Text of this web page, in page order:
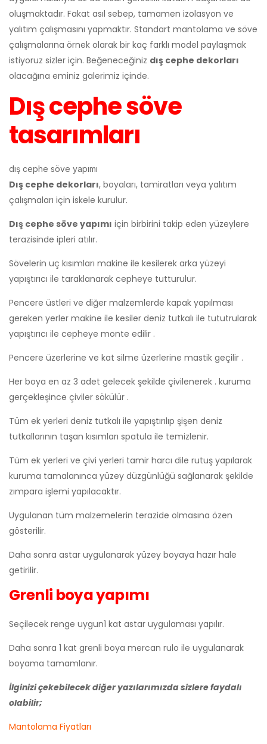
oluşmaktadır. Fakat asıl sebep, tamamen izolasyon ve
yalıtım çalışmasını yapmaktır. Standart mantolama ve söve
çalışmalarına örnek olarak bir kaç farklı model paylaşmak
istiyoruz sizler için. Beğeneceğiniz dış cephe dekorları
olacağına eminiz galerimiz içinde.
Dış cephe söve
tasarımları
dış cephe söve yapımı
Dış cephe dekorları, boyaları, tamiratları veya yalıtım
çalışmaları için iskele kurulur.
Dış cephe söve yapımı için birbirini takip eden yüzeylere
terazisinde ipleri atılır.
Sövelerin uç kısımları makine ile kesilerek arka yüzeyi
yapıştırıcı ile taraklanarak cepheye tutturulur.
Pencere üstleri ve diğer malzemlerde kapak yapılması
gereken yerler makine ile kesiler deniz tutkalı ile tututrularak
yapıştırıcı ile cepheye monte edilir .
Pencere üzerlerine ve kat silme üzerlerine mastik geçilir .
Her boya en az 3 adet gelecek şekilde çivilenerek . kuruma
gerçekleşince çiviler sökülür .
Tüm ek yerleri deniz tutkalı ile yapıştırılıp şişen deniz
tutkallarının taşan kısımları spatula ile temizlenir.
Tüm ek yerleri ve çivi yerleri tamir harcı dile rutuş yapılarak
kuruma tamalanınca yüzey düzgünlüğü sağlanarak şekilde
zımpara işlemi yapılacaktır.
Uygulanan tüm malzemelerin terazide olmasına özen
gösterilir.
Daha sonra astar uygulanarak yüzey boyaya hazır hale
getirilir.
Grenli boya yapımı
Seçilecek renge uygun1 kat astar uygulaması yapılır.
Daha sonra 1 kat grenli boya mercan rulo ile uygulanarak
boyama tamamlanır.
İlginizi çekebilecek diğer yazılarımızda sizlere faydalı
olabilir;
Mantolama Fiyatları